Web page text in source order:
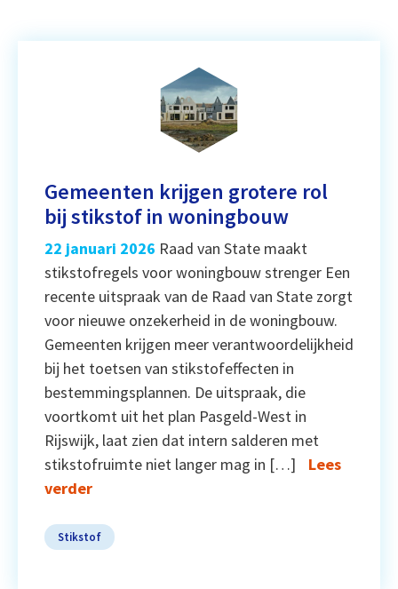
Gemeenten krijgen grotere rol
bij stikstof in woningbouw
22 januari 2026 Raad van State maakt
stikstofregels voor woningbouw strenger Een
recente uitspraak van de Raad van State zorgt
voor nieuwe onzekerheid in de woningbouw.
Gemeenten krijgen meer verantwoordelijkheid
bij het toetsen van stikstofeffecten in
bestemmingsplannen. De uitspraak, die
voortkomt uit het plan Pasgeld-West in
Rijswijk, laat zien dat intern salderen met
stikstofruimte niet langer mag in […]
Lees
verder
Stikstof